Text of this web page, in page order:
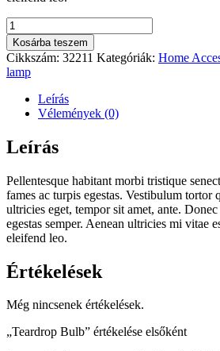
Teardrop
Bulb
mennyiség
Kosárba teszem
Cikkszám: 32211 Kategóriák: Home
lamp
Leírás
Vélemények (0)
Leírás
Pellentesque habitant morbi tristique
fames ac turpis egestas. Vestibulum tortor
ultricies eget, tempor sit amet, ante.
egestas semper. Aenean ultricies mi vitae
eleifend leo.
Értékelések
Még nincsenek értékelések.
„Teardrop Bulb” értékelése elsőként